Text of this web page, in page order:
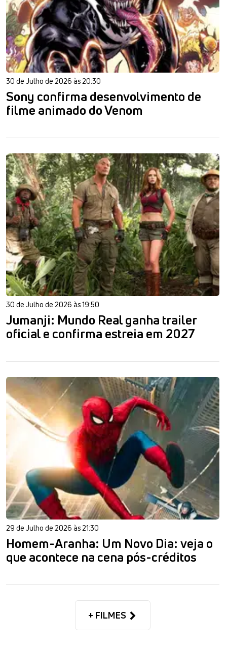
30 de Julho de 2026 às 20:30
Sony confirma desenvolvimento de
filme animado do Venom
30 de Julho de 2026 às 19:50
Jumanji: Mundo Real ganha trailer
oficial e confirma estreia em 2027
29 de Julho de 2026 às 21:30
Homem-Aranha: Um Novo Dia: veja o
que acontece na cena pós-créditos
+ FILMES